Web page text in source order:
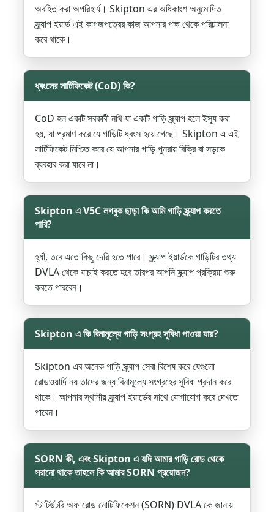
অবহিত করা অপরিহার্য। Skipton এর অধিকাংশ অনুমোদিত
স্ক্র্যাপ ইয়ার্ড এই কাগজপত্রের কাজ আপনার পক্ষ থেকে পরিচালনা
করে থাকে।
ধ্বংসের সার্টিফিকেট (CoD) কি?
CoD হল একটি সরকারী নথি যা একটি গাড়ি স্ক্র্যাপ হলে ইস্যু করা
হয়, যা প্রমাণ করে যে গাড়িটি ধ্বংস হয়ে গেছে। Skipton এ এই
সার্টিফিকেট নিশ্চিত করে যে আপনার গাড়ি পুনরায় বিক্রি বা সড়কে
ব্যবহার করা যাবে না।
Skipton এ V5C লগবুক ছাড়া কি আমি গাড়ি স্ক্র্যাপ করতে
পারি?
হ্যাঁ, তবে এতে কিছু দেরি হতে পারে। স্ক্র্যাপ ইয়ার্ডকে গাড়িটির তথ্য
DVLA থেকে যাচাই করতে হবে তারপর আপনি স্ক্র্যাপ প্রক্রিয়া শুরু
করতে পারবেন।
Skipton এ কি বিনামূল্যে গাড়ি সংগ্রহ সুবিধা পাওয়া যায়?
Skipton এর অনেক গাড়ি স্ক্র্যাপ সেবা বিশেষ করে যেগুলো
রোডওয়ার্দি নয় তাদের জন্য বিনামূল্যে সংগ্রহের সুবিধা প্রদান করে
থাকে। আপনার স্থানীয় স্ক্র্যাপ ইয়ার্ডের সাথে যোগাযোগ করে দেখতে
পারেন।
SORN কী, এবং Skipton এ যদি আমার গাড়ি রোড থেকে
সরানো থাকে তাহলে কি আমার SORN প্রয়োজন?
স্টাটিউটরি অফ রোড নোটিফিকেশন (SORN) DVLA কে জানায়